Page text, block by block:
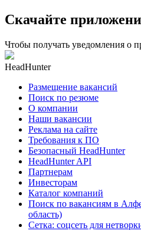
Скачайте
Чтобы получать уведомления о
HeadHunter
Размещение вакансий
Поиск по резюме
О компании
Наши вакансии
Реклама на сайте
Требования к ПО
Безопасный HeadHunter
HeadHunter API
Партнерам
Инвесторам
Каталог компаний
Поиск по вакансиям в
область)
Сетка: соцсеть для